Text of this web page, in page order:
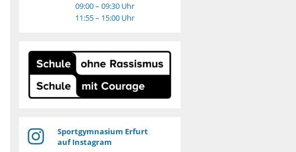
09:00 – 09:30 Uhr
11:55 – 15:00 Uhr
Sportgymnasium Erfurt
auf Instagram